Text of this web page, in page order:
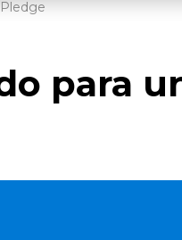
para